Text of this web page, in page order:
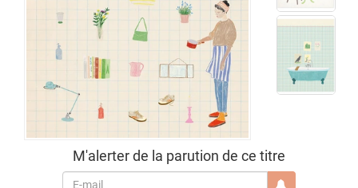
M'alerter de la parution de ce titre